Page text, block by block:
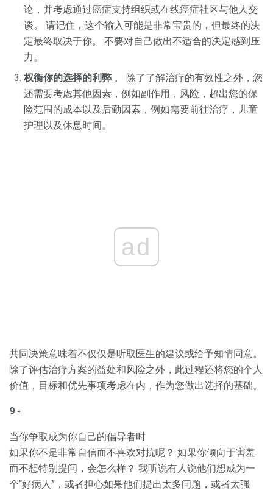
论，并考虑通过癌症支持组织或在线癌症社区与他人交
谈。 请记住，这个输入可能是非常宝贵的，但最终的决
定最终取决于你。 不要对自己做出不适合的决定感到压
力。
权衡你的选择的利弊 。 除了了解治疗的有效性之外，您
还需要考虑其他因素，例如副作用，风险，超出您的保
险范围的成本以及后勤因素，例如需要前往治疗，儿童
护理以及休息时间。
ad
共同决策意味着不仅仅是听取医生的建议或给予知情同意。
除了评估治疗方案的益处和风险之外，此过程还将您的个人
价值，目标和优先事项考虑在内，作为您做出选择的基础。
9 -
当你争取成为你自己的倡导者时
如果你不是非常自信而不喜欢对抗呢？ 如果你倾向于害羞
而不想特别提问，会怎么样？ 我听说有人说他们想成为一
个“好病人”，或者担心如果他们提出太多问题，或者太强